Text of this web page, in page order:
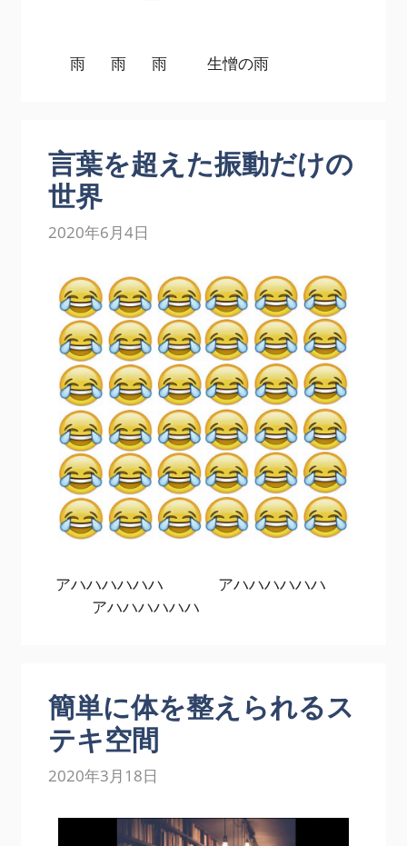
雨 雨 雨 生憎の雨
言葉を超えた振動だけの
世界
2020年6月4日
アハハハハハハ アハハハハハハ
アハハハハハハ
簡単に体を整えられるス
テキ空間
2020年3月18日